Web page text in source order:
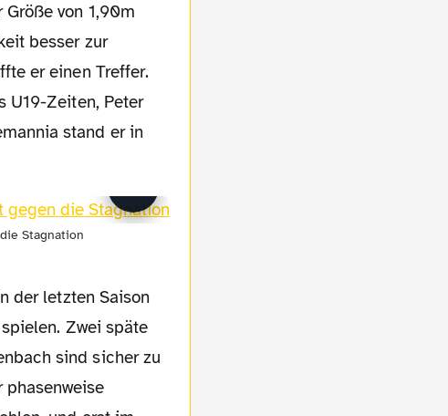
von 1,90m
besser zur
er einen Treffer.
U19-Zeiten, Peter
stand er in
Stagnation
der letzten Saison
Zwei späte
sind sicher zu